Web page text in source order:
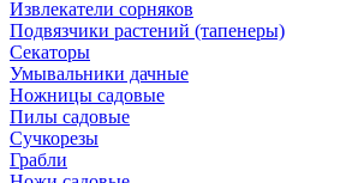
Извлекатели сорняков
Подвязчики растений (тапенеры)
Секаторы
Умывальники дачные
Ножницы садовые
Пилы садовые
Сучкорезы
Грабли